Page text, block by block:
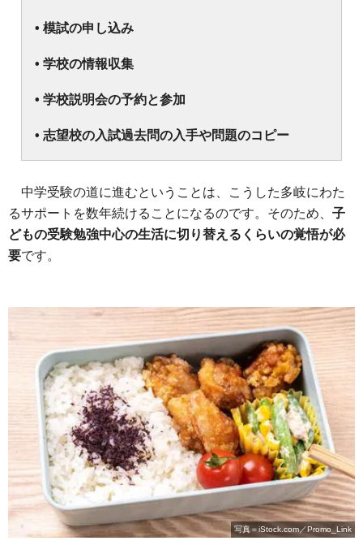
• 模試の申し込み
• 学校の情報収集
• 学校説明会の予約と参加
• 志望校の入試過去問の入手や問題のコピー
中学受験の道に進むということは、こうした多岐にわた
るサポートを数年続けることになるのです。そのため、 子
どもの受験勉強中心の生活に切り替えるくらいの覚悟が必
要です。
写真＝iStock.com／Promo_Link